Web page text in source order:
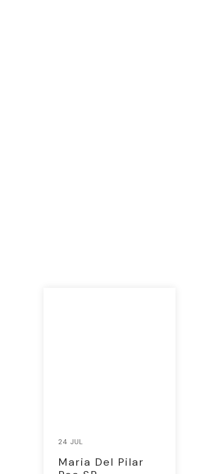
24 JUL
Maria Del Pilar